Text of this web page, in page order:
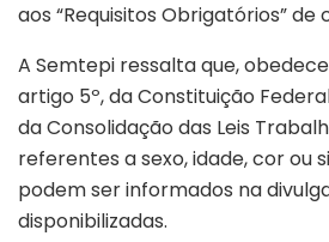
aos “Requisitos Obrigatórios” de
A Semtepi ressalta que,
artigo 5º, da Constituição
da Consolidação das Leis
referentes a sexo, idade, cor ou
podem ser informados na
disponibilizadas.